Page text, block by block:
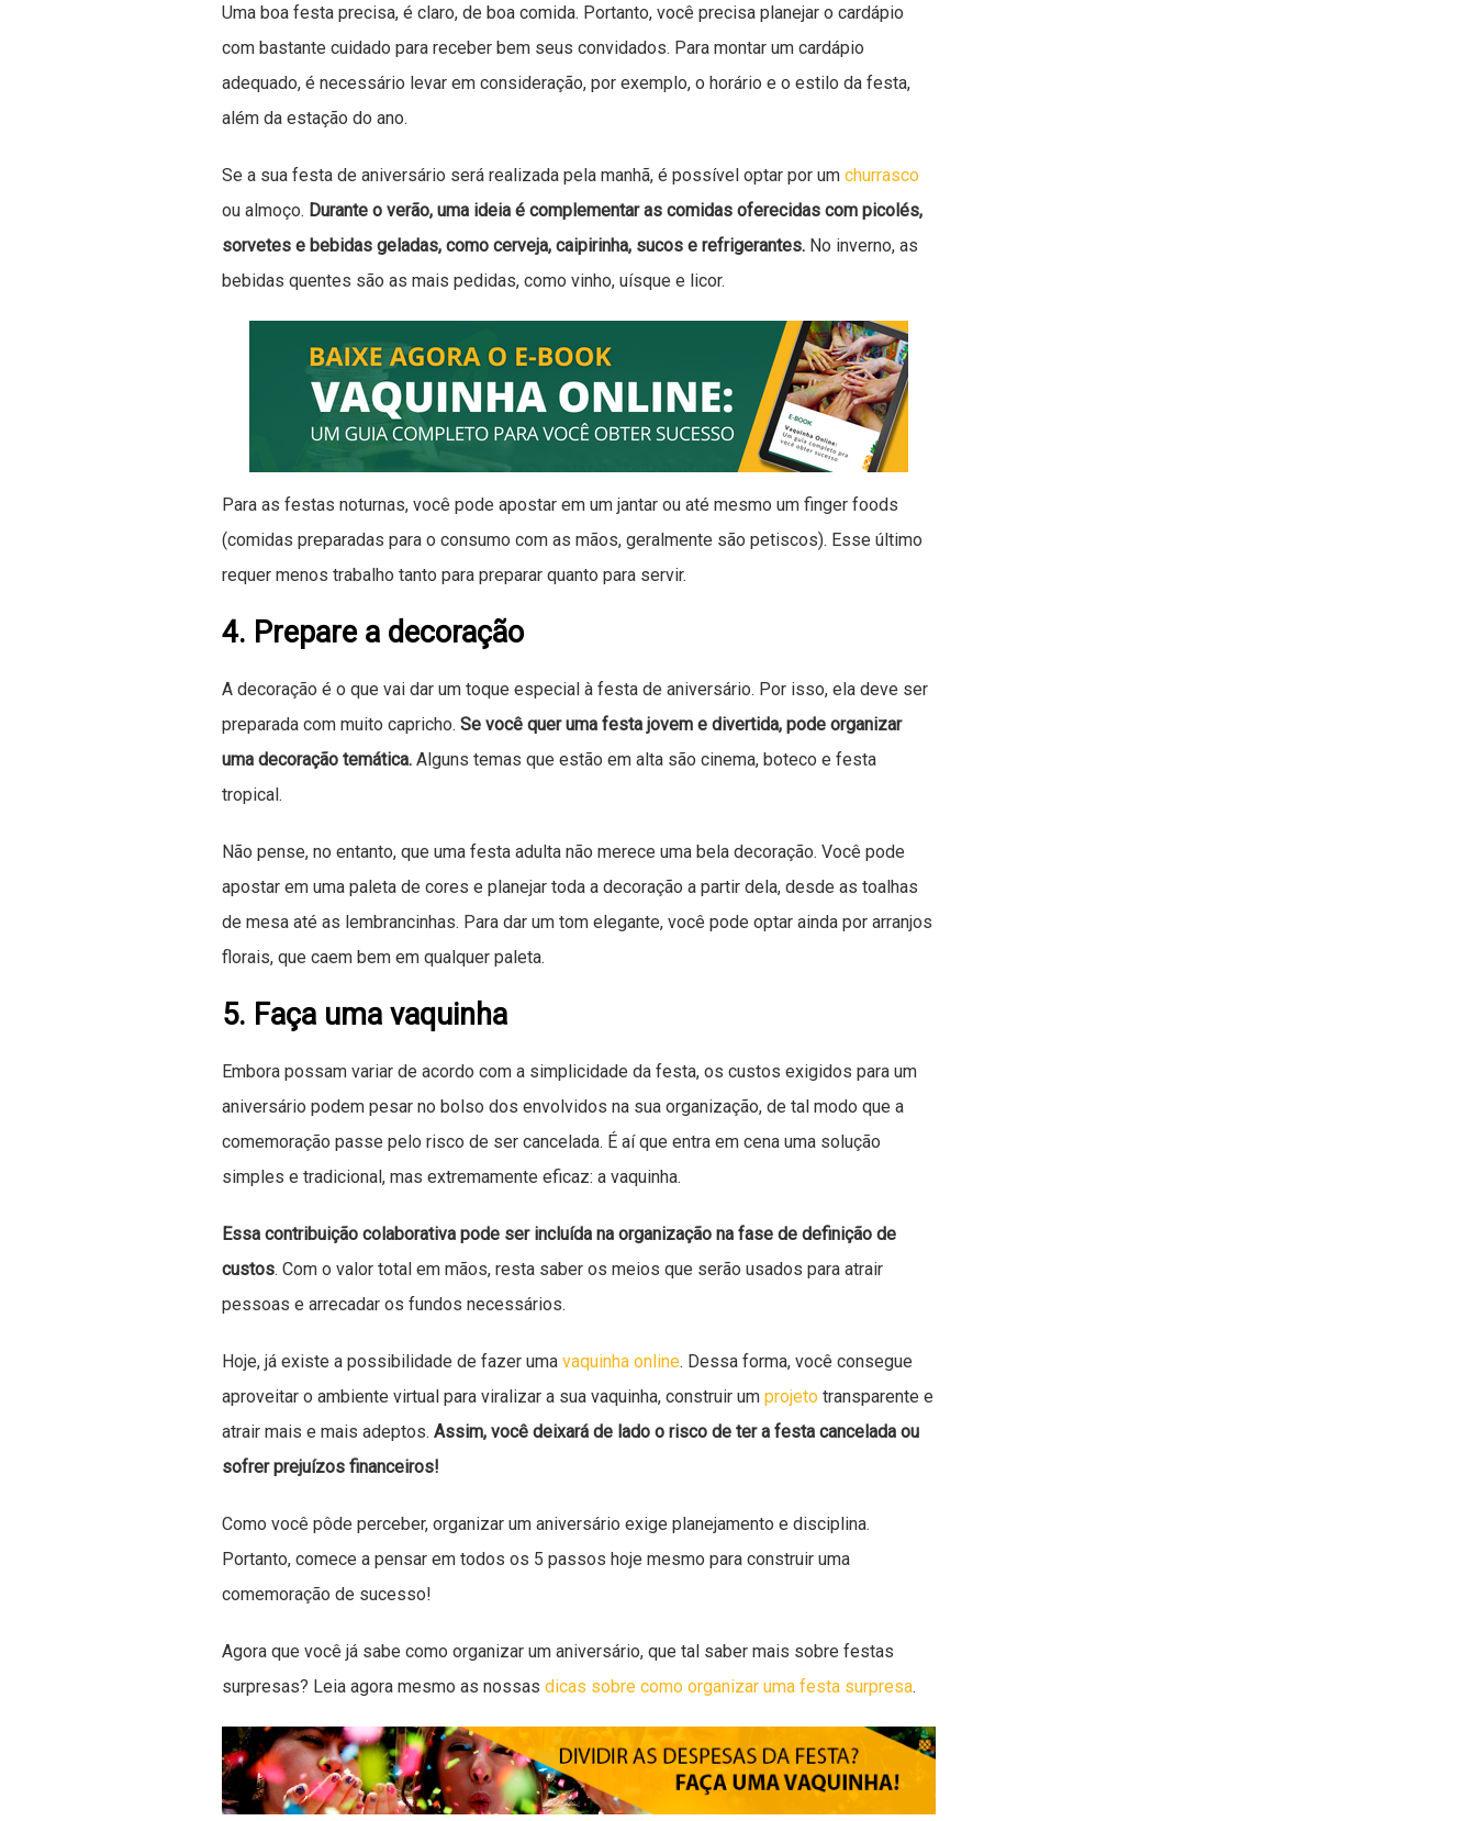
Uma boa festa precisa, é claro, de boa comida. Portanto, você precisa planejar o cardápio
com bastante cuidado para receber bem seus convidados. Para montar um cardápio
adequado, é necessário levar em consideração, por exemplo, o horário e o estilo da festa,
além da estação do ano.
Se a sua festa de aniversário será realizada pela manhã, é possível optar por um churrasco
ou almoço. Durante o verão, uma ideia é complementar as comidas oferecidas com picolés,
sorvetes e bebidas geladas, como cerveja, caipirinha, sucos e refrigerantes. No inverno, as
bebidas quentes são as mais pedidas, como vinho, uísque e licor.
Para as festas noturnas, você pode apostar em um jantar ou até mesmo um finger foods
(comidas preparadas para o consumo com as mãos, geralmente são petiscos). Esse último
requer menos trabalho tanto para preparar quanto para servir.
4. Prepare a decoração
A decoração é o que vai dar um toque especial à festa de aniversário. Por isso, ela deve ser
preparada com muito capricho. Se você quer uma festa jovem e divertida, pode organizar
uma decoração temática. Alguns temas que estão em alta são cinema, boteco e festa
tropical.
Não pense, no entanto, que uma festa adulta não merece uma bela decoração. Você pode
apostar em uma paleta de cores e planejar toda a decoração a partir dela, desde as toalhas
de mesa até as lembrancinhas. Para dar um tom elegante, você pode optar ainda por arranjos
florais, que caem bem em qualquer paleta.
5. Faça uma vaquinha
Embora possam variar de acordo com a simplicidade da festa, os custos exigidos para um
aniversário podem pesar no bolso dos envolvidos na sua organização, de tal modo que a
comemoração passe pelo risco de ser cancelada. É aí que entra em cena uma solução
simples e tradicional, mas extremamente eficaz: a vaquinha.
Essa contribuição colaborativa pode ser incluída na organização na fase de definição de
custos. Com o valor total em mãos, resta saber os meios que serão usados para atrair
pessoas e arrecadar os fundos necessários.
Hoje, já existe a possibilidade de fazer uma vaquinha online. Dessa forma, você consegue
aproveitar o ambiente virtual para viralizar a sua vaquinha, construir um projeto transparente e
atrair mais e mais adeptos. Assim, você deixará de lado o risco de ter a festa cancelada ou
sofrer prejuízos financeiros!
Como você pôde perceber, organizar um aniversário exige planejamento e disciplina.
Portanto, comece a pensar em todos os 5 passos hoje mesmo para construir uma
comemoração de sucesso!
Agora que você já sabe como organizar um aniversário, que tal saber mais sobre festas
surpresas? Leia agora mesmo as nossas dicas sobre como organizar uma festa surpresa.